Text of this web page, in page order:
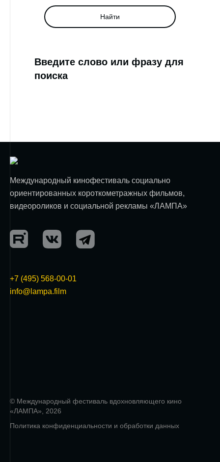
Найти
Введите слово или фразу для
поиска
Международный кинофестиваль социально
ориентированных короткометражных фильмов,
видеороликов и социальной рекламы «ЛАМПА»
+7 (495) 568-00-01
info@lampa.film
© Международный фестиваль вдохновляющего кино
«ЛАМПА», 2026
Политика конфиденциальности и обработки данных